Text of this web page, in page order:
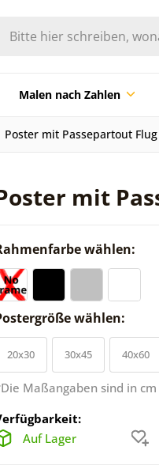
Malen nach Zahlen
Poster mit Passepartout
mit
wählen:
wählen:
20x30 30x45 40x60
Maßangaben sind in
Auf Lager